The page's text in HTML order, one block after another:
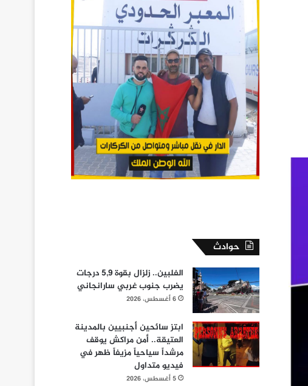
حوادث
الفلبين.. زلزال بقوة 5,9 درجات
يضرب جنوب غربي سارانجاني
6 أغسطس، 2026
ابتز سائحين أجنبيين بالمدينة
العتيقة.. أمن مراكش يوقف
مرشداً سياحياً مزيفاً ظهر في
فيديو متداول
5 أغسطس، 2026